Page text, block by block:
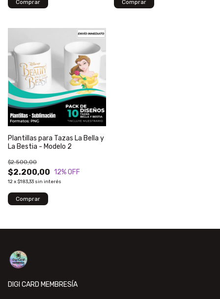
Plantillas para Tazas La Bella y
La Bestia - Modelo 2
$2.200,00
$2.500,00
12% OFF
12x $183,33 sin interés
DIGI CARD MEMBRESÍA